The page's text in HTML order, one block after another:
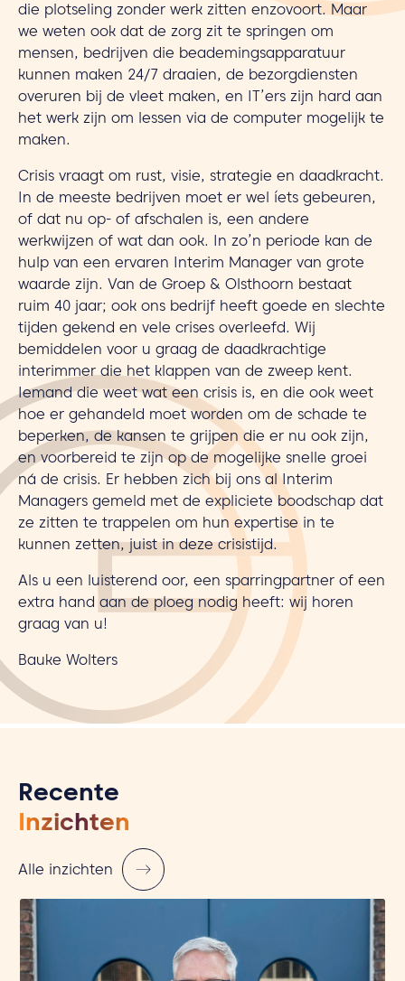
die plotseling zonder werk zitten enzovoort. Maar
we weten ook dat de zorg zit te springen om
mensen, bedrijven die beademingsapparatuur
kunnen maken 24/7 draaien, de bezorgdiensten
overuren bij de vleet maken, en IT’ers zijn hard aan
het werk zijn om lessen via de computer mogelijk te
maken.
Crisis vraagt om rust, visie, strategie en daadkracht.
In de meeste bedrijven moet er wel íets gebeuren,
of dat nu op- of afschalen is, een andere
werkwijzen of wat dan ook. In zo’n periode kan de
hulp van een ervaren Interim Manager van grote
waarde zijn. Van de Groep & Olsthoorn bestaat
ruim 40 jaar; ook ons bedrijf heeft goede en slechte
tijden gekend en vele crises overleefd. Wij
bemiddelen voor u graag de daadkrachtige
interimmer die het klappen van de zweep kent.
Iemand die weet wat een crisis is, en die ook weet
hoe er gehandeld moet worden om de schade te
beperken, de kansen te grijpen die er nu ook zijn,
en voorbereid te zijn op de mogelijke snelle groei
ná de crisis. Er hebben zich bij ons al Interim
Managers gemeld met de expliciete boodschap dat
ze zitten te trappelen om hun expertise in te
kunnen zetten, juist in deze crisistijd.
Als u een luisterend oor, een sparringpartner of een
extra hand aan de ploeg nodig heeft: wij horen
graag van u!
Bauke Wolters
Recente
Inzichten
Alle inzichten